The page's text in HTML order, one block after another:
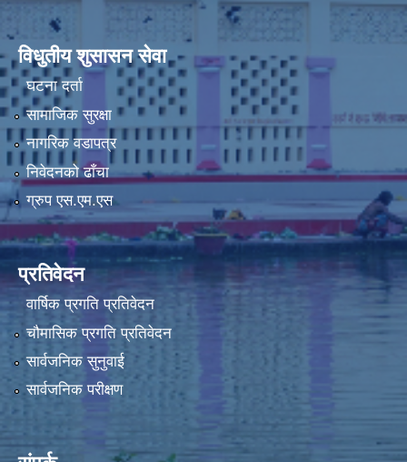
विधुतीय शुसासन सेवा
घटना दर्ता
सामाजिक सुरक्षा
नागरिक वडापत्र
निवेदनको ढाँचा
ग्रुप एस.एम.एस
प्रतिवेदन
वार्षिक प्रगति प्रतिवेदन
चौमासिक प्रगति प्रतिवेदन
सार्वजनिक सुनुवाई
सार्वजनिक परीक्षण